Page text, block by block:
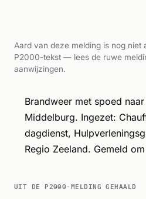
Aard van deze melding is nog niet
P2000-tekst — lees de ruwe
aanwijzingen.
Brandweer met spoed
Middelburg. Ingezet:
dagdienst,
Regio Zeeland. Gemeld
UIT DE P2000-MELDING GEHAALD